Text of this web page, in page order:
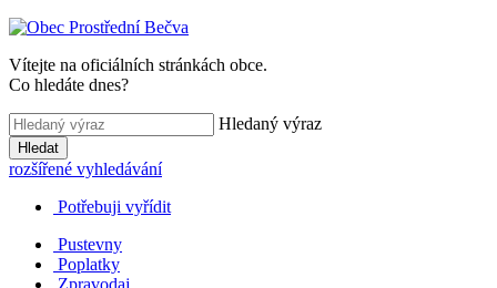
Vítejte na oficiálních stránkách obce.
Co hledáte dnes?
Hledaný výraz
Hledat
rozšířené vyhledávání
Potřebuji vyřídit
Pustevny
Poplatky
Zpravodaj